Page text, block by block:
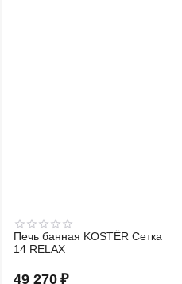
Печь банная KOSTЁR Сетка
14 RELAX
49 270 ₽